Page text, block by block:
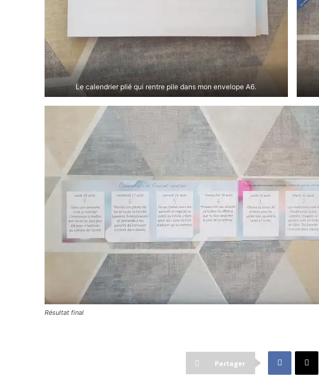
Le calendrier plié qui rentre pile dans mon envelope A6.
Résultat final
Partager